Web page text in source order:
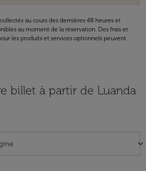
au cours des dernières 48 heures et
au moment de la réservation. Des frais et
les produits et services optionnels peuvent
billet à partir de Luanda
keyboard_arrow_down